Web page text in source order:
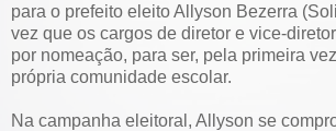
para o prefeito eleito Allyson Bezerra
vez que os cargos de diretor e vice-
por nomeação, para ser, pela primeira
própria comunidade escolar.
Na campanha eleitoral, Allyson se